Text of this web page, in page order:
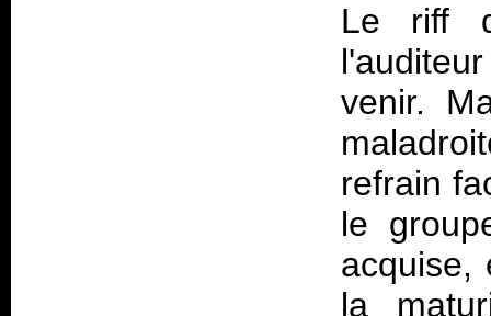
Le riff
venir.
refrain
le
acquise,
la